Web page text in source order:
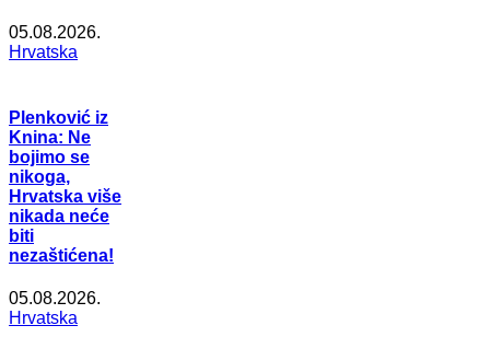
05.08.2026.
Hrvatska
Plenković iz
Knina: Ne
bojimo se
nikoga,
Hrvatska više
nikada neće
biti
nezaštićena!
05.08.2026.
Hrvatska